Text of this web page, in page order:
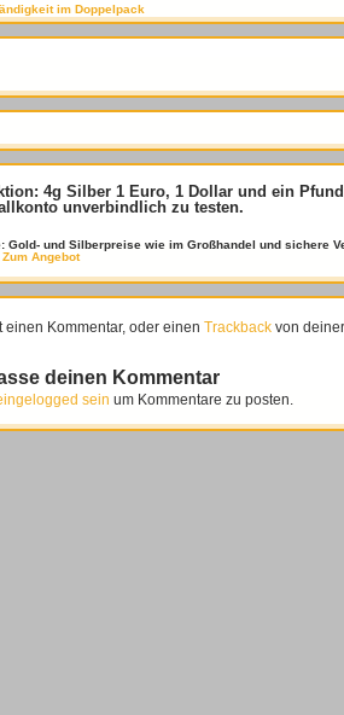
im Doppelpack
4g Silber 1 Euro, 1 Dollar und ein
unverbindlich zu testen.
Gold- und Silberpreise wie im Großhandel und sichere
Zum Angebot
einen Kommentar, oder einen Trackback von
deinen Kommentar
sein um Kommentare zu posten.